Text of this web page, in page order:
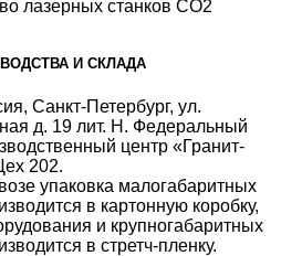
И СКЛАДА
Санкт-Петербург, ул.
д. 19 лит. Н. Федеральный
центр «Гранит-
202.
упаковка малогабаритных
в картонную коробку,
и крупногабаритных
в стретч-пленку.